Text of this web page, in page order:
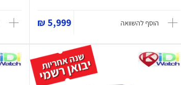
הוסף להשוואה 5,999 ₪